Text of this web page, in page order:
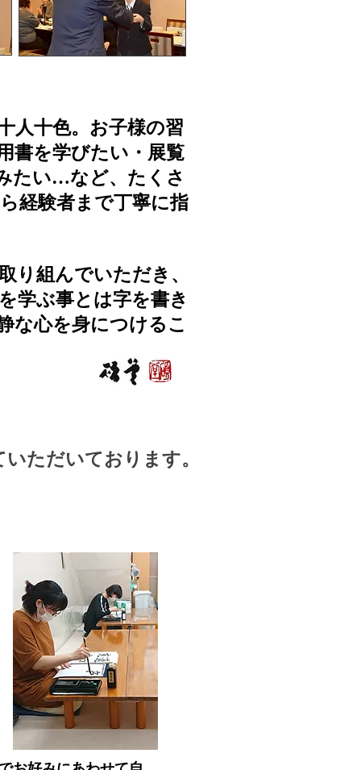
人十色。お子様の習
書を学びたい・展覧
たい…など、たくさ
経験者まで丁寧に指
り組んでいただき、
学ぶ事とは字を書き
な心を身につけるこ
ただいております。